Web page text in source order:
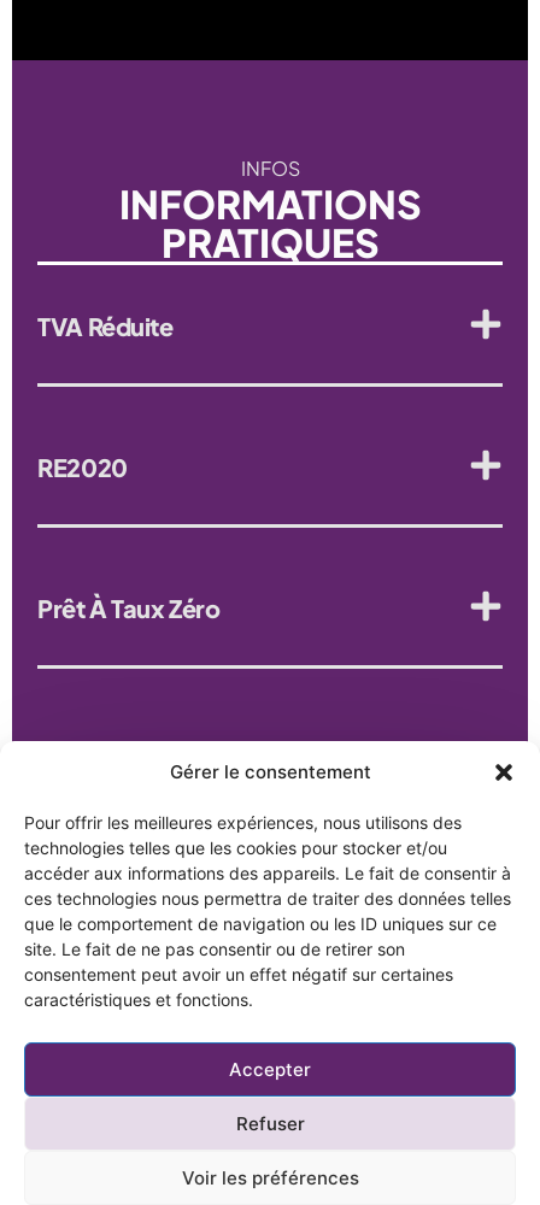
Gérer le consentement
Pour offrir les meilleures expériences, nous utilisons des
technologies telles que les cookies pour stocker et/ou
accéder aux informations des appareils. Le fait de consentir à
ces technologies nous permettra de traiter des données telles
que le comportement de navigation ou les ID uniques sur ce
site. Le fait de ne pas consentir ou de retirer son
consentement peut avoir un effet négatif sur certaines
caractéristiques et fonctions.
Accepter
Refuser
Voir les préférences
INFOS
INFORMATIONS
PRATIQUES
TVA Réduite
RE2020
Prêt À Taux Zéro
Akera Développement
40 boulevard Henri Sellier
92150 Suresnes
Suivez-nous
Menu
Découvrez
Akera
Trouvez votre
Investir
Contactez-
nous
Recherche
par
thème
Résidences
Immeubles
de bureaux
Réalisations
programmes
Informations
générales
Mentions légales
Politique de
confidentialité